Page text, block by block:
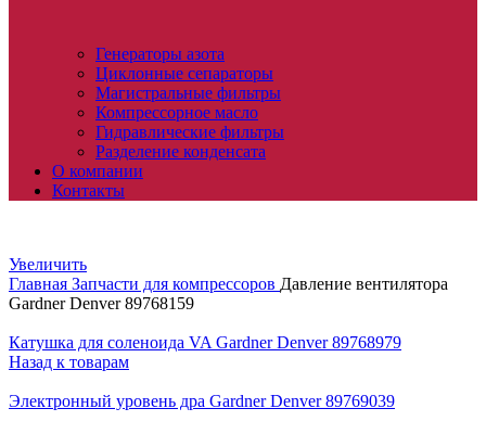
Генераторы азота
Циклонные сепараторы
Магистральные фильтры
Компрессорное масло
Гидравлические фильтры
Разделение конденсата
О компании
Контакты
Увеличить
Главная Запчасти для компрессоров Давление вентилятора
Gardner Denver 89768159
Катушка для соленоида VA Gardner Denver 89768979
Назад к товарам
Электронный уровень дра Gardner Denver 89769039